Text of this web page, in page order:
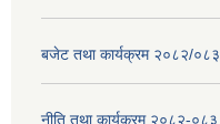
बजेट तथा कार्यक्रम २०८२/०८३
नीति तथा कार्यक्रम २०८२-०८३